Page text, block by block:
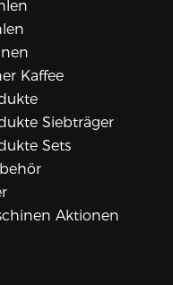
Kaffee
Siebträger
Sets
Aktionen